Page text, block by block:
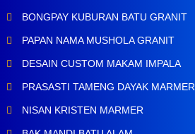
BONGPAY KUBURAN BATU GRANIT
PAPAN NAMA MUSHOLA GRANIT
DESAIN CUSTOM MAKAM IMPALA
PRASASTI TAMENG DAYAK MARMER
NISAN KRISTEN MARMER